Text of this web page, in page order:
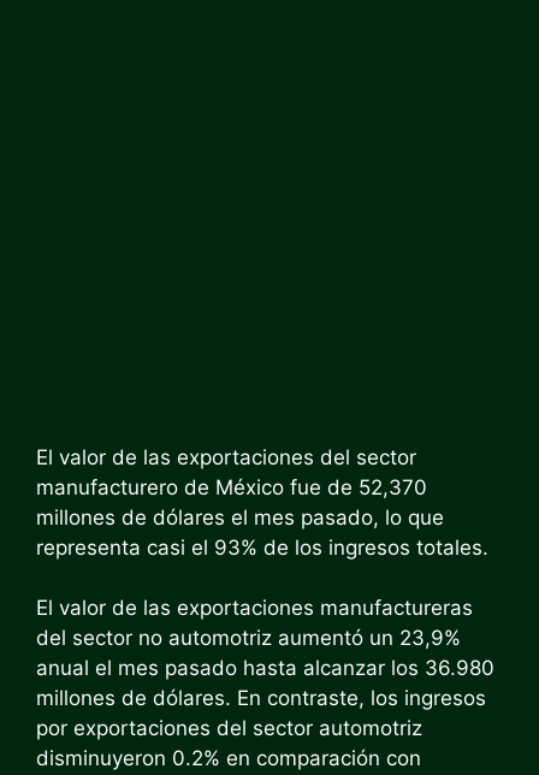
El valor de las exportaciones del sector
manufacturero de México fue de 52,370
millones de dólares el mes pasado, lo que
representa casi el 93% de los ingresos totales.
El valor de las exportaciones manufactureras
del sector no automotriz aumentó un 23,9%
anual el mes pasado hasta alcanzar los 36.980
millones de dólares. En contraste, los ingresos
por exportaciones del sector automotriz
disminuyeron 0.2% en comparación con